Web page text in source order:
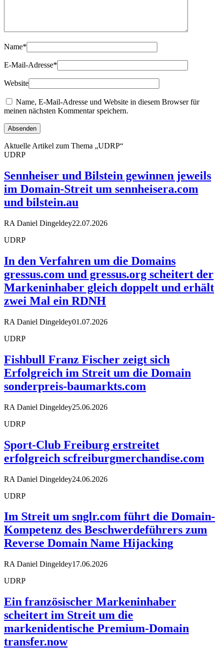
Name*
E-Mail-Adresse*
Website
Name, E-Mail-Adresse und Website in diesem Browser für
meinen nächsten Kommentar speichern.
Aktuelle Artikel zum Thema „UDRP“
UDRP
Sennheiser und Bilstein gewinnen jeweils
im Domain-Streit um sennheisera.com
und bilstein.au
RA Daniel Dingeldey22.07.2026
UDRP
In den Verfahren um die Domains
gressus.com und gressus.org scheitert der
Markeninhaber gleich doppelt und erhält
zwei Mal ein RDNH
RA Daniel Dingeldey01.07.2026
UDRP
Fishbull Franz Fischer zeigt sich
Erfolgreich im Streit um die Domain
sonderpreis-baumarkts.com
RA Daniel Dingeldey25.06.2026
UDRP
Sport-Club Freiburg erstreitet
erfolgreich scfreiburgmerchandise.com
RA Daniel Dingeldey24.06.2026
UDRP
Im Streit um snglr.com führt die Domain-
Kompetenz des Beschwerdeführers zum
Reverse Domain Name Hijacking
RA Daniel Dingeldey17.06.2026
UDRP
Ein französischer Markeninhaber
scheitert im Streit um die
markenidentische Premium-Domain
transfer.now